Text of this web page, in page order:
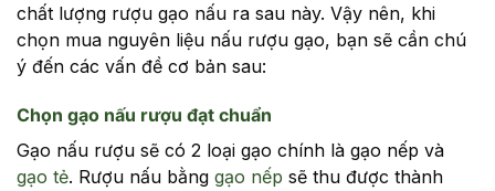
chất lượng rượu gạo nấu ra sau này. Vậy nên, khi
chọn mua nguyên liệu nấu rượu gạo, bạn sẽ cần chú
ý đến các vấn đề cơ bản sau:
Chọn gạo nấu rượu đạt chuẩn
Gạo nấu rượu sẽ có 2 loại gạo chính là gạo nếp và
gạo tẻ. Rượu nấu bằng gạo nếp sẽ thu được thành